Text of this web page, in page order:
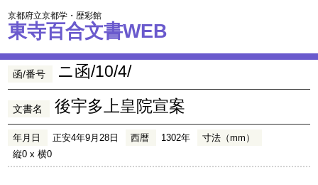
京都府立京都学・歴彩館
東寺百合文書WEB
函/番号 ニ函/10/4/
文書名 後宇多上皇院宣案
年月日 正安4年9月28日 西暦 1302年
寸法（mm）
縦0 x 横0